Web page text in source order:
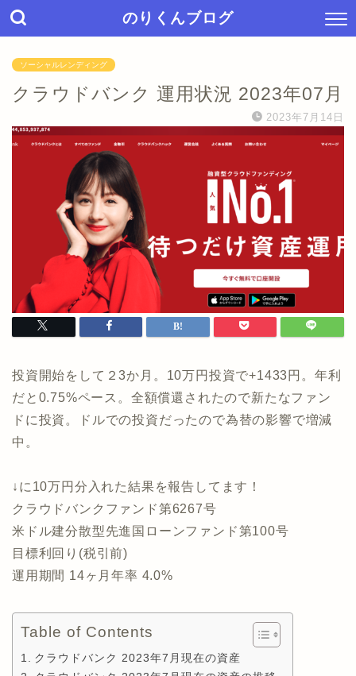
のりくんブログ
ソーシャルレンディング
クラウドバンク 運用状況 2023年07月
2023年7月14日
投資開始をして２3か月。10万円投資で+1433円。年利
だと0.75%ペース。全額償還されたので新たなファン
ドに投資。ドルでの投資だったので為替の影響で増減
中。
↓に10万円分入れた結果を報告してます！
クラウドバンクファンド第6267号
米ドル建分散型先進国ローンファンド第100号
目標利回り(税引前)
運用期間 14ヶ月年率 4.0%
Table of Contents
クラウドバンク 2023年7月現在の資産